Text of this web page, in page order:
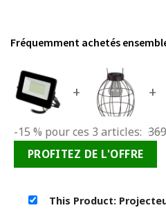
Fréquemment achetés
+ +
-15 % pour ces 3 articles:
PROFITEZ DE L'OFFRE
This Product: